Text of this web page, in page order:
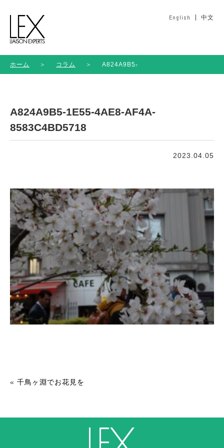
English 中文
ホーム ＞ コラム ＞
A824A9B5-
1E55-
A824A9B5-1E55-4AE8-AF4A-
8583C4BD5718
2023.04.05
« 千鳥ヶ淵でお花見を